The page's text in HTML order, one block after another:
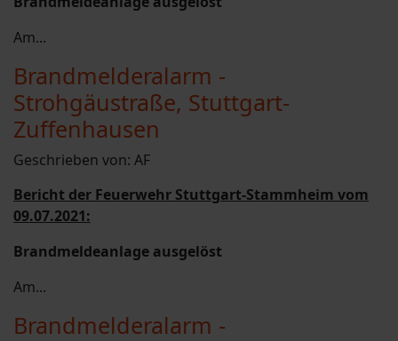
Am...
Brandmelderalarm -
Strohgäustraße, Stuttgart-
Zuffenhausen
Geschrieben von: AF
Bericht der Feuerwehr Stuttgart-Stammheim vom
09.07.2021:
Brandmeldeanlage ausgelöst
Am...
Brandmelderalarm -